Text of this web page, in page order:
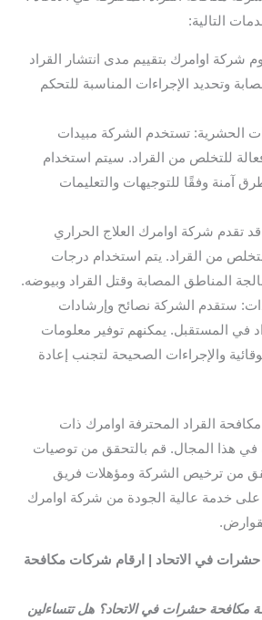
التالية:
شركة اوامرك بتقييم مدى انتشار القراد
وتحديد الإجراءات المناسبة للتحكم
الحشرية: تستخدم الشركة مبيدات
للتخلص من القراد. سيتم استخدام
آمنة وفقًا للتوجيهات والتعليمات
قد تقدم شركة اوامرك العلاج الحراري
من القراد. يتم استخدام درجات
المناطق المصابة وقتل القراد وبيوضه.
ستقدم الشركة نصائح وإرشادات
في المستقبل. يمكنهم توفير معلومات
والإجراءات الصحيحة لتجنب إعادة
القراد المحترفة اوامرك ذات
في هذا المجال. قم بالتحقق من توصيات
من ترخيص الشركة ومؤهلات فريق
خدمة عالية الجودة من شركة اوامرك
في الاتحاد | ارقام شركات مكافحة
مكافحة حشرات في الاتحاد؟ هل تتساءلين